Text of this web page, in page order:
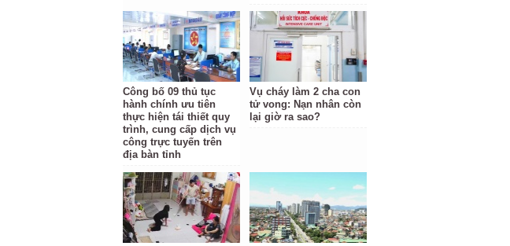
Công bố 09 thủ tục
hành chính ưu tiên
thực hiện tái thiết quy
trình, cung cấp dịch vụ
công trực tuyến trên
địa bàn tỉnh
Vụ cháy làm 2 cha con
tử vong: Nạn nhân còn
lại giờ ra sao?